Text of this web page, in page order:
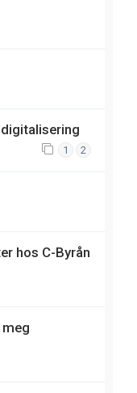
1 2
hos C-Byrån